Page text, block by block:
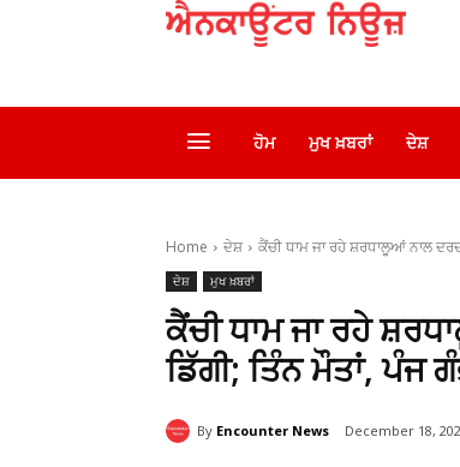
ਹੋਮ ਮੁਖ ਖ਼ਬਰਾਂ ਦੇਸ਼
Home ਦੇਸ਼ ਕੈਂਚੀ ਧਾਮ ਜਾ ਰਹੇ ਸ਼ਰਧਾਲੂਆਂ ਨਾਲ
ਦੇਸ਼ ਮੁਖ ਖ਼ਬਰਾਂ
ਕੈਂਚੀ ਧਾਮ ਜਾ ਰਹੇ
ਡਿੱਗੀ; ਤਿੰਨ ਮੌਤਾਂ, ਪੰਜ
By Encounter News December 18,